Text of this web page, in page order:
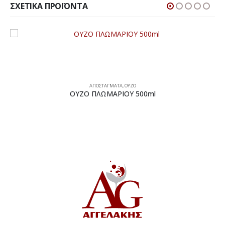
ΣΧΕΤΙΚΆ ΠΡΟΪΌΝΤΑ
ΑΠΟΣΤΑΓΜΑΤΑ,ΟΥΖΟ
ΟΥΖΟ ΠΛΩΜΑΡΙΟΥ 500ml